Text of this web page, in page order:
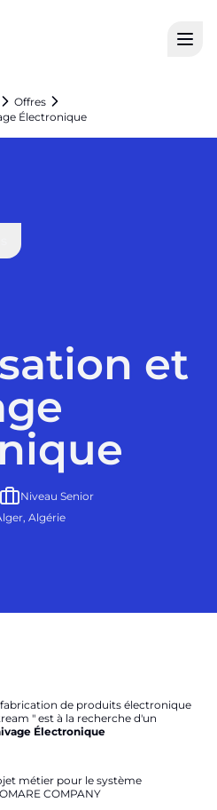
Offres
Électronique
et
Niveau Senior
Algérie
de produits électronique
" est à la recherche d'un
Électronique
métier pour le système
COMPANY